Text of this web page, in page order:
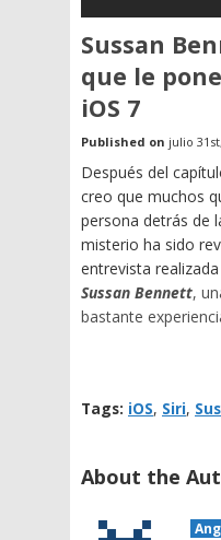
Sussan
que le
iOS 7
Published on julio
Después del
creo que muchos
persona detrás de
misterio ha sido
entrevista
Sussan Bennett,
bastante
Tags: iOS, Siri,
About the